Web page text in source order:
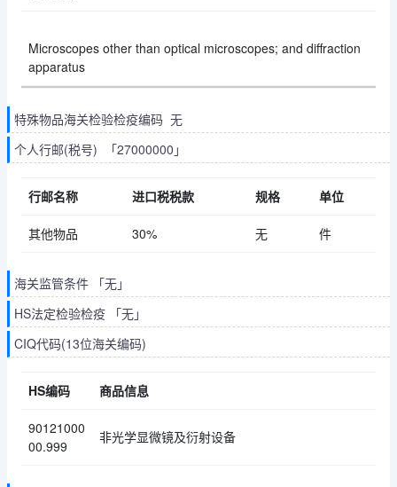
Microscopes other than optical microscopes; and diffraction
apparatus
特殊物品海关检验检疫编码 无
个人行邮(税号) 「27000000」
行邮名称 进口税税款 规格 单位
其他物品 30% 无 件
海关监管条件 「无」
HS法定检验检疫 「无」
CIQ代码(13位海关编码)
HS编码 商品信息
90121000
00.999
非光学显微镜及衍射设备